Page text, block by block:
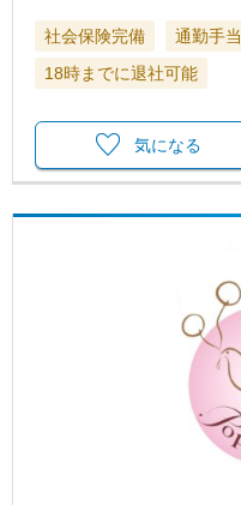
社会保険完備 通勤手当
18時までに退社可能
気になる